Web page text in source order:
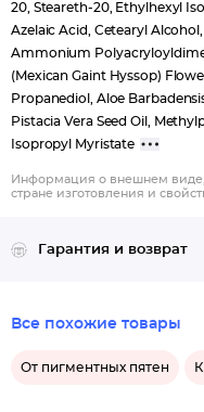
20, Steareth-20, Ethylhexyl
Azelaic Acid, Cetearyl
Ammonium
(Mexican Gaint Hyssop)
Propanediol, Aloe
Pistacia Vera Seed Oil,
Isopropyl Myristate
Информация о внешнем виде,
стране изготовления и
Гарантия и возврат
Все похожие товары
От пигментных пятен